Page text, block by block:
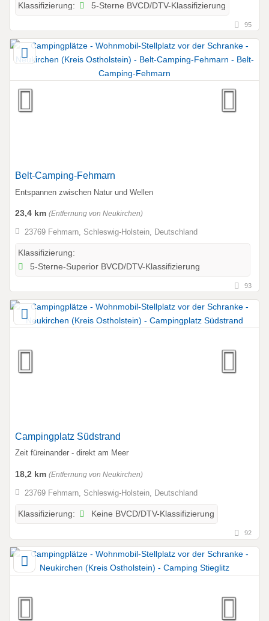
Klassifizierung: 5-Sterne BVCD/DTV-Klassifizierung
95
Belt-Camping-Fehmarn
Entspannen zwischen Natur und Wellen
23,4 km (Entfernung von Neukirchen)
23769 Fehmarn, Schleswig-Holstein, Deutschland
Klassifizierung:
5-Sterne-Superior BVCD/DTV-Klassifizierung
93
Campingplatz Südstrand
Zeit füreinander - direkt am Meer
18,2 km (Entfernung von Neukirchen)
23769 Fehmarn, Schleswig-Holstein, Deutschland
Klassifizierung: Keine BVCD/DTV-Klassifizierung
92